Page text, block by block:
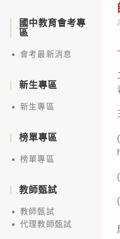
國中教育會考專
區
會考最新消息
新生專區
新生專區
榜單專區
榜單專區
教師甄試
教師甄試
代理教師甄試